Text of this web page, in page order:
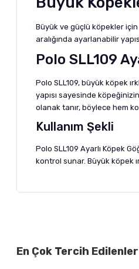
Büyük ve güçlü köpekler için
aralığında ayarlanabilir
Polo SLL109
Polo SLL109, büyük köpek
yapısı sayesinde
olanak tanır, böylece hem
Kullanım Şekli
Polo SLL109 Ayarlı Köpek
kontrol sunar. Büyük köpek
En Çok Tercih Edilenler